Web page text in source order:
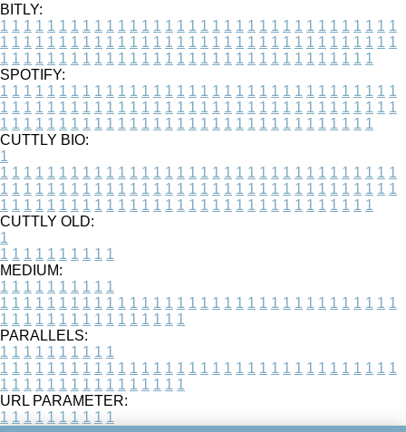
BITLY:
1 1 1 1 1 1 1 1 1 1 1 1 1 1 1 1 1 1 1 1 1 1 1 1 1 1 1 1 1 1 1 1 1 1
1 1 1 1 1 1 1 1 1 1 1 1 1 1 1 1 1 1 1 1 1 1 1 1 1 1 1 1 1 1 1 1 1 1
1 1 1 1 1 1 1 1 1 1 1 1 1 1 1 1 1 1 1 1 1 1 1 1 1 1 1 1 1 1 1 1
SPOTIFY:
1 1 1 1 1 1 1 1 1 1 1 1 1 1 1 1 1 1 1 1 1 1 1 1 1 1 1 1 1 1 1 1 1 1
1 1 1 1 1 1 1 1 1 1 1 1 1 1 1 1 1 1 1 1 1 1 1 1 1 1 1 1 1 1 1 1 1 1
1 1 1 1 1 1 1 1 1 1 1 1 1 1 1 1 1 1 1 1 1 1 1 1 1 1 1 1 1 1 1 1
CUTTLY BIO:
1
1 1 1 1 1 1 1 1 1 1 1 1 1 1 1 1 1 1 1 1 1 1 1 1 1 1 1 1 1 1 1 1 1 1
1 1 1 1 1 1 1 1 1 1 1 1 1 1 1 1 1 1 1 1 1 1 1 1 1 1 1 1 1 1 1 1 1 1
1 1 1 1 1 1 1 1 1 1 1 1 1 1 1 1 1 1 1 1 1 1 1 1 1 1 1 1 1 1 1 1
CUTTLY OLD:
1
1 1 1 1 1 1 1 1 1 1
MEDIUM:
1 1 1 1 1 1 1 1 1 1
1 1 1 1 1 1 1 1 1 1 1 1 1 1 1 1 1 1 1 1 1 1 1 1 1 1 1 1 1 1 1 1 1 1
1 1 1 1 1 1 1 1 1 1 1 1 1 1 1 1
PARALLELS:
1 1 1 1 1 1 1 1 1 1
1 1 1 1 1 1 1 1 1 1 1 1 1 1 1 1 1 1 1 1 1 1 1 1 1 1 1 1 1 1 1 1 1 1
1 1 1 1 1 1 1 1 1 1 1 1 1 1 1 1
URL PARAMETER:
1 1 1 1 1 1 1 1 1 1